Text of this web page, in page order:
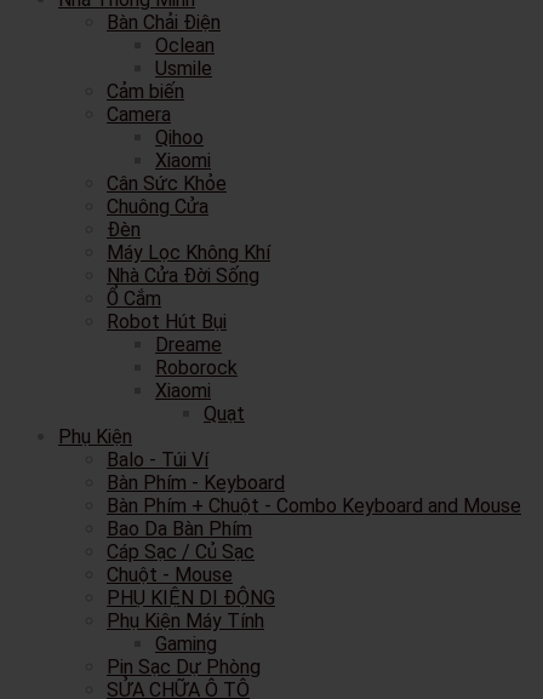
Bàn Chải Điện
Oclean
Usmile
Cảm biến
Camera
Qihoo
Xiaomi
Cân Sức Khỏe
Chuông Cửa
Đèn
Máy Lọc Không Khí
Nhà Cửa Đời Sống
Ổ Cắm
Robot Hút Bụi
Dreame
Roborock
Xiaomi
Quạt
Phụ Kiện
Balo - Túi Ví
Bàn Phím - Keyboard
Bàn Phím + Chuột - Combo Keyboard and Mouse
Bao Da Bàn Phím
Cáp Sạc / Củ Sạc
Chuột - Mouse
PHỤ KIỆN DI ĐỘNG
Phụ Kiện Máy Tính
Gaming
Pin Sạc Dự Phòng
SỬA CHỮA Ô TÔ